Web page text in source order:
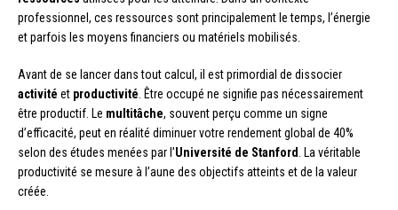
professionnel, ces ressources sont principalement le temps, l’énergie
et parfois les moyens financiers ou matériels mobilisés.
Avant de se lancer dans tout calcul, il est primordial de dissocier
activité et productivité . Être occupé ne signifie pas nécessairement
être productif. Le multitâche, souvent perçu comme un signe
d’efficacité, peut en réalité diminuer votre rendement global de 40%
selon des études menées par l’Université de Stanford
. La véritable
productivité se mesure à l’aune des objectifs atteints et de la valeur
créée.